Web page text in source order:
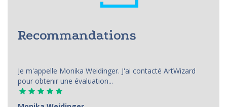
Recommandations
Je m'appelle Monika Weidinger. J'ai contacté ArtWizard
pour obtenir une évaluation...